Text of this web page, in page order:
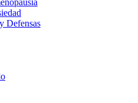
Defensas